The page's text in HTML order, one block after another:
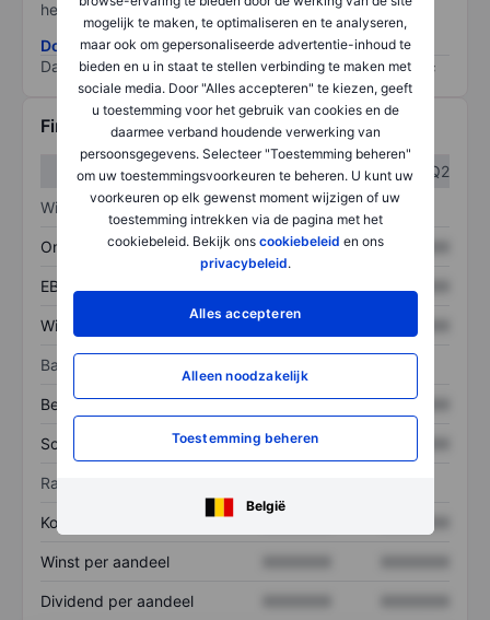
mogelijk te maken, te optimaliseren en te analyseren,
maar ook om gepersonaliseerde advertentie-inhoud te
bieden en u in staat te stellen verbinding te maken met
sociale media. Door "Alles accepteren" te kiezen, geeft
u toestemming voor het gebruik van cookies en de
daarmee verband houdende verwerking van
persoonsgegevens. Selecteer "Toestemming beheren"
om uw toestemmingsvoorkeuren te beheren. U kunt uw
voorkeuren op elk gewenst moment wijzigen of uw
toestemming intrekken via de pagina met het
cookiebeleid. Bekijk ons cookiebeleid en ons
privacybeleid.
Alles accepteren
Alleen noodzakelijk
Toestemming beheren
België
het grootste risico).
Download de ESG-risicomethodologie
Data provided by
/
Financiële gegevens
Q1
Q2
Winst/verlies
Omzet XXXXXXX XXXXXXX
EBITDA
Winst XXXXXXX
Balans
Bezittingen XXXXXXX XXXXXXX
Schulden XXXXXXX
Ratio's
Koers/omzetratio
Winst per aandeel
Dividend per aandeel